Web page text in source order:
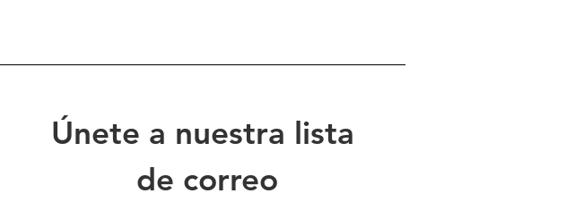
Únete a nuestra lista
de correo